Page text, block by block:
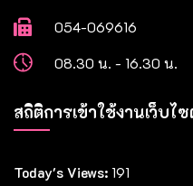
054-069616
08.30 น. - 16.30 น.
สถิติการเข้าใช้งานเว็บไ
Today's Views: 191